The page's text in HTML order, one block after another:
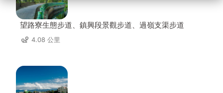
望路寮生態步道、鎮興段景觀步道、過嶺支渠步道
4.08 公里